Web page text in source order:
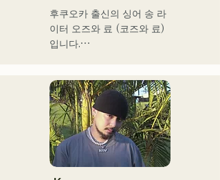
후쿠오카 출신의 싱어 송 라
이터 오즈와 료 (코즈와 료)
입니다.
상 라이브, TikTok 전달, 이
벤트 등에 출연하면서 활동
하고 있습니다!
어린 시절부터 음악을 좋아
합니다.